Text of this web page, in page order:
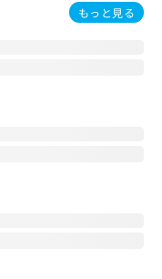
もっと見る